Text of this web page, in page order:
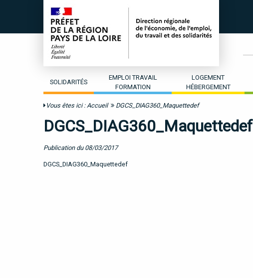
SOLIDARITÉS
EMPLOI TRAVAIL
FORMATION
LOGEMENT
HÉBERGEMENT
Vous êtes ici : Accueil DGCS_DIAG360_Maquettedef
DGCS_DIAG360_Maquettedef
Publication du 08/03/2017
DGCS_DIAG360_Maquettedef